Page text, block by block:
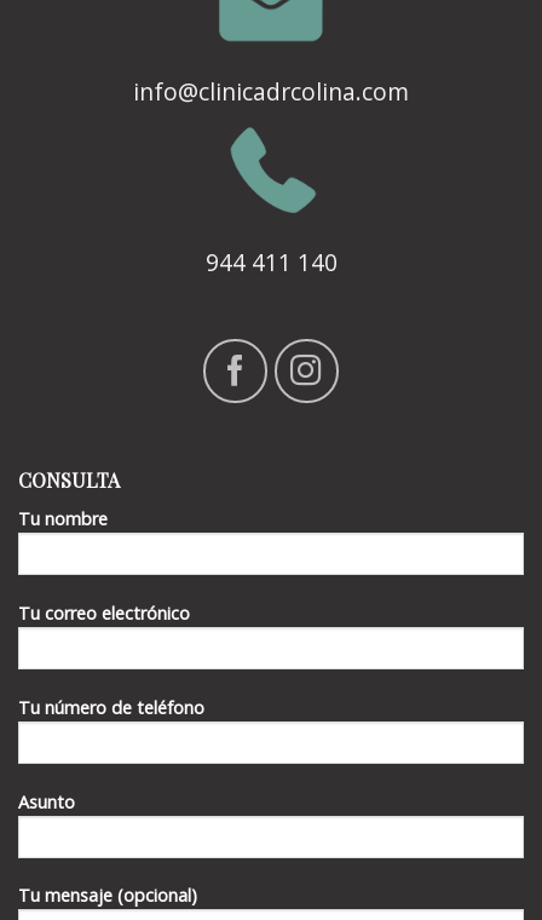
info@clinicadrcolina.com
944 411 140
CONSULTA
Tu nombre
Tu correo electrónico
Tu número de teléfono
Asunto
Tu mensaje (opcional)